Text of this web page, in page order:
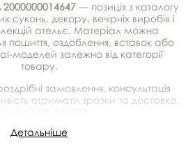
— позиція з каталогу
суконь, декору, вечірніх виробів і
ательє. Матеріал можна
пошиття, оздоблення, вставок або
моделей залежно від категорії
товару.
замовлення, консультація
отримати зразки та доставка.
2000000014647 — матеріал для
Детальніше